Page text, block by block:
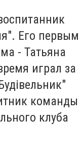
Его первым
- Татьяна
играл за
команды
клуба